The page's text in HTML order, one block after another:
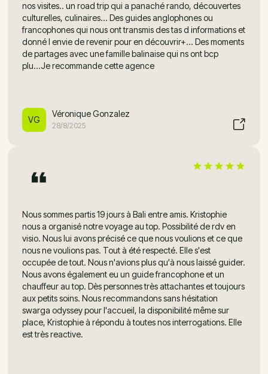
nos visites.. un road trip qui a panaché rando, découvertes
culturelles, culinaires... Des guides anglophones ou
francophones qui nous ont transmis des tas d informations et
donné l envie de revenir pour en découvrir+... Des moments
de partages avec une famille balinaise qui ns ont bcp
plu...Je recommande cette agence
VG
Véronique Gonzalez
28/8/2025
Nous sommes partis 19 jours à Bali entre amis. Kristophie
nous a organisé notre voyage au top. Possibilité de rdv en
visio. Nous lui avons précisé ce que nous voulions et ce que
nous ne voulions pas. Tout à été respecté. Elle s'est
occupée de tout. Nous n'avions plus qu'à nous laissé guider.
Nous avons également eu un guide francophone et un
chauffeur au top. Dès personnes très attachantes et toujours
aux petits soins. Nous recommandons sans hésitation
swarga odyssey pour l'accueil, la disponibilité même sur
place, Kristophie à répondu à toutes nos interrogations. Elle
est très reactive.